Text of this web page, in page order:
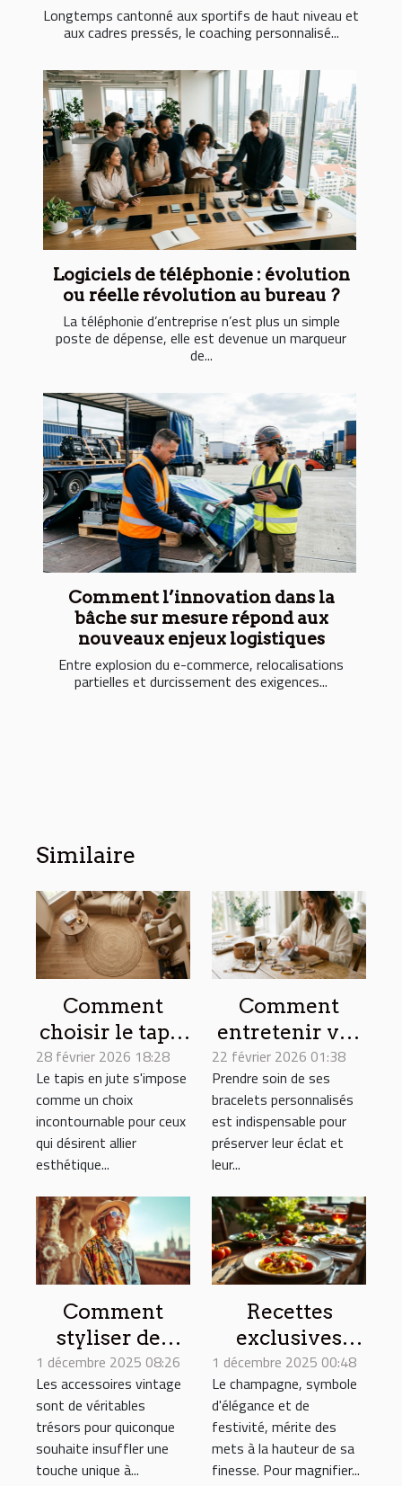
Longtemps cantonné aux sportifs de haut niveau et
aux cadres pressés, le coaching personnalisé...
Logiciels de téléphonie : évolution
ou réelle révolution au bureau ?
La téléphonie d’entreprise n’est plus un simple
poste de dépense, elle est devenue un marqueur
de...
Comment l’innovation dans la
bâche sur mesure répond aux
nouveaux enjeux logistiques
Entre explosion du e-commerce, relocalisations
partielles et durcissement des exigences...
Similaire
Comment
choisir le tapis
en jute idéal
pour chaque
pièce de la
maison ?
28 février 2026 18:28
Le tapis en jute s'impose
comme un choix
incontournable pour ceux
qui désirent allier
esthétique...
Comment
entretenir vos
bracelets
personnalisés
pour une
longue durée ?
22 février 2026 01:38
Prendre soin de ses
bracelets personnalisés
est indispensable pour
préserver leur éclat et
leur...
Comment
styliser des
accessoires
vintage pour
un look
moderne ?
1 décembre 2025 08:26
Les accessoires vintage
sont de véritables
trésors pour quiconque
souhaite insuffler une
touche unique à...
Recettes
exclusives
pour
accompagner
votre
champagne
1 décembre 2025 00:48
Le champagne, symbole
d'élégance et de
festivité, mérite des
mets à la hauteur de sa
finesse. Pour magnifier...